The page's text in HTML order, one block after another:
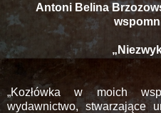
Antoni Belina
„Kozłówka w moich
wydawnictwo, stwarzające